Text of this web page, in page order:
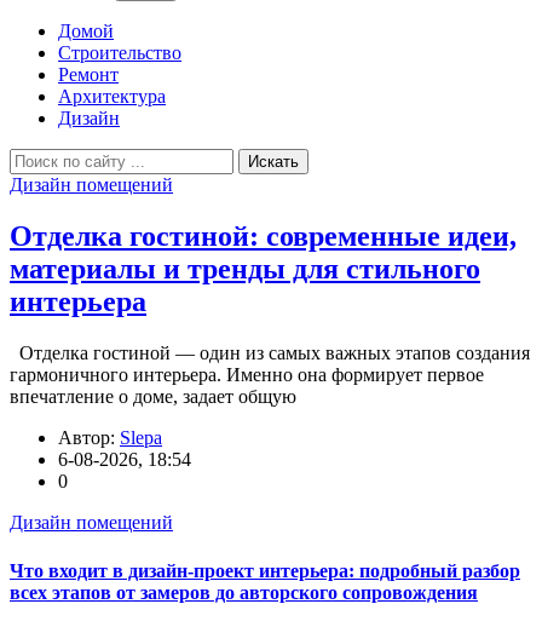
Домой
Строительство
Ремонт
Архитектура
Дизайн
Искать
Дизайн помещений
Отделка гостиной: современные идеи,
материалы и тренды для стильного
интерьера
Отделка гостиной — один из самых важных этапов создания
гармоничного интерьера. Именно она формирует первое
впечатление о доме, задает общую
Автор: Slepa
6-08-2026, 18:54
0
Дизайн помещений
Что входит в дизайн-проект интерьера: подробный разбор
всех этапов от замеров до авторского сопровождения